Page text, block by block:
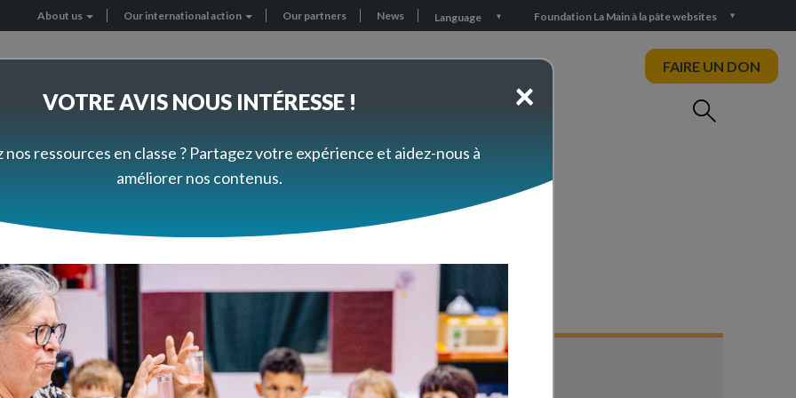
Header
menu
About us Our international action Our partners News Language Foundation La Main à la pâte websites
FAIRE UN DON
Questions to the experts
×
VOTRE AVIS NOUS INTÉRESSE !
nos ressources en classe ? Partagez votre expérience et aidez-nous à
améliorer nos contenus.